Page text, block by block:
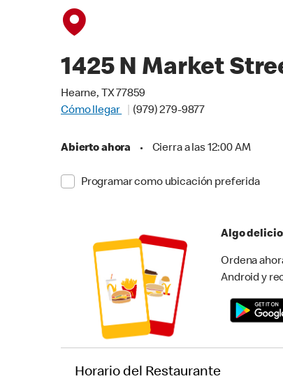
1425 N Market
Hearne, TX 77859
Cómo llegar
(979) 279-9877
Abierto ahora • Cierra a las 12:00 AM
Programar como ubicación preferida
Algo
Ordena
Android y
Horario del Restaurante